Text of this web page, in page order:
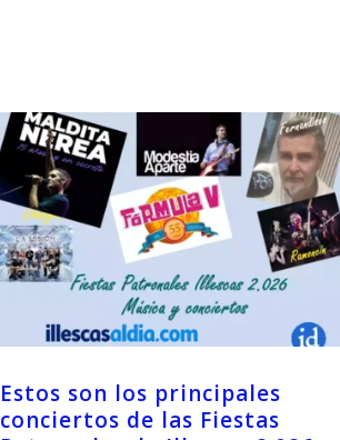
Estos son los principales
conciertos de las Fiestas